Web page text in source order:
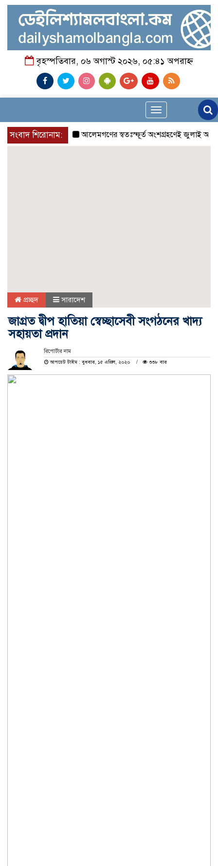
বৃহস্পতিবার, ০৬ অগাস্ট ২০২৬, ০৫:৪১ অপরাহ্ন
Toggle
navigation
সংবাদ শিরোনাম:
আলেমগণের স্বতঃস্ফূর্ত অংশগ্রহণেই জুলাই
প্রচ্ছদ সারাদেশ
জাগ্রত দ্বীপ হাতিয়া স্বেচ্ছাসেবী সংগঠনের খাদ্য
সহায়তা প্রদান
রিপোর্টার নাম
আপডেট টাইম : বুধবার, ১৫ এপ্রিল, ২০২০
৩৩৮ বার